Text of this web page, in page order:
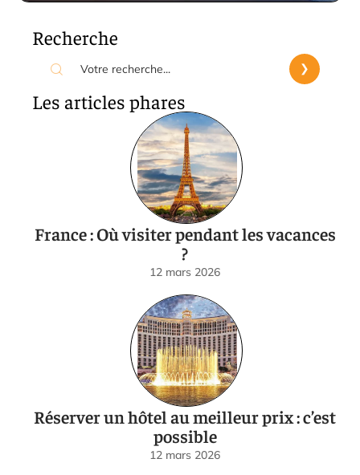
Recherche
Les articles phares
France : Où visiter pendant les vacances
?
12 mars 2026
Réserver un hôtel au meilleur prix : c’est
possible
12 mars 2026